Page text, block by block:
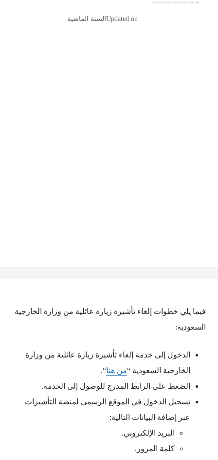
Updated onالسنة الماضية
فيما يلي خطوات إلغاء تأشيرة زيارة عائلية من وزارة الخارجية
السعودية:
الدخول إلى خدمة إلغاء تأشيرة زيارة عائلية من وزارة
الخارجية السعودية “من هنا“.
الضغط على الرابط المدرج للوصول إلى الخدمة.
تسجيل الدخول في الموقع الرسمي لمنصة التأشيرات
عبر إضافة البيانات التالية:
البريد الإلكتروني.
كلمة المرور.